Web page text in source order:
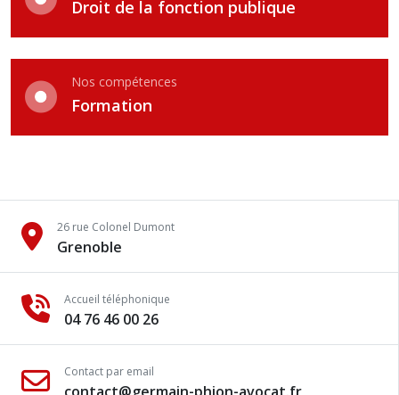
Droit de la fonction publique
Nos compétences
Formation
26 rue Colonel Dumont
Grenoble
Accueil téléphonique
04 76 46 00 26
Contact par email